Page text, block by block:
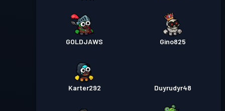
GOLDJAWS Gino825
Karter292 Duyrudyr48